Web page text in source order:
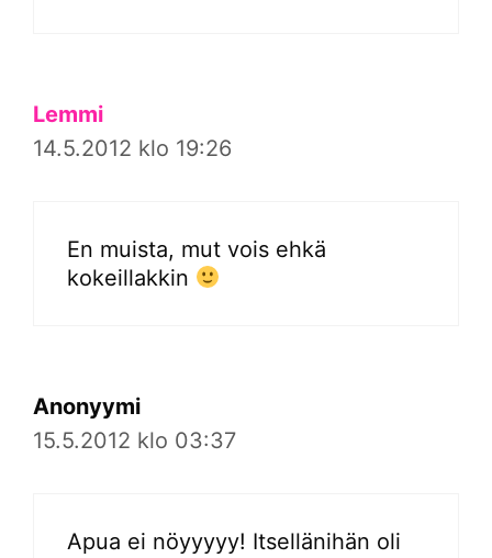
Lemmi
14.5.2012 klo 19:26
En muista, mut vois ehkä
kokeillakkin
Anonyymi
15.5.2012 klo 03:37
Apua ei nöyyyyy! Itsellänihän oli